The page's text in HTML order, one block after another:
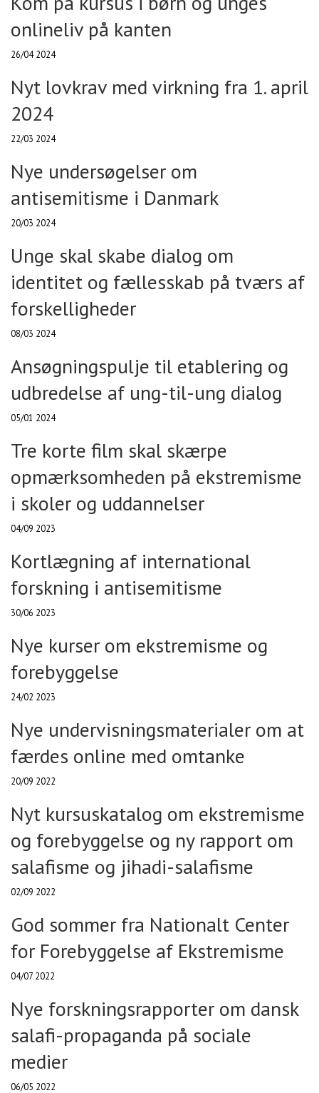
onlineliv på kanten
26/04 2024
Nyt lovkrav med virkning fra 1. april
2024
22/03 2024
Nye undersøgelser om
antisemitisme i Danmark
20/03 2024
Unge skal skabe dialog om
identitet og fællesskab på tværs af
forskelligheder
08/03 2024
Ansøgningspulje til etablering og
udbredelse af ung-til-ung dialog
05/01 2024
Tre korte film skal skærpe
opmærksomheden på ekstremisme
i skoler og uddannelser
04/09 2023
Kortlægning af international
forskning i antisemitisme
30/06 2023
Nye kurser om ekstremisme og
forebyggelse
24/02 2023
Nye undervisningsmaterialer om at
færdes online med omtanke
20/09 2022
Nyt kursuskatalog om ekstremisme
og forebyggelse og ny rapport om
salafisme og jihadi-salafisme
02/09 2022
God sommer fra Nationalt Center
for Forebyggelse af Ekstremisme
04/07 2022
Nye forskningsrapporter om dansk
salafi-propaganda på sociale
medier
06/05 2022